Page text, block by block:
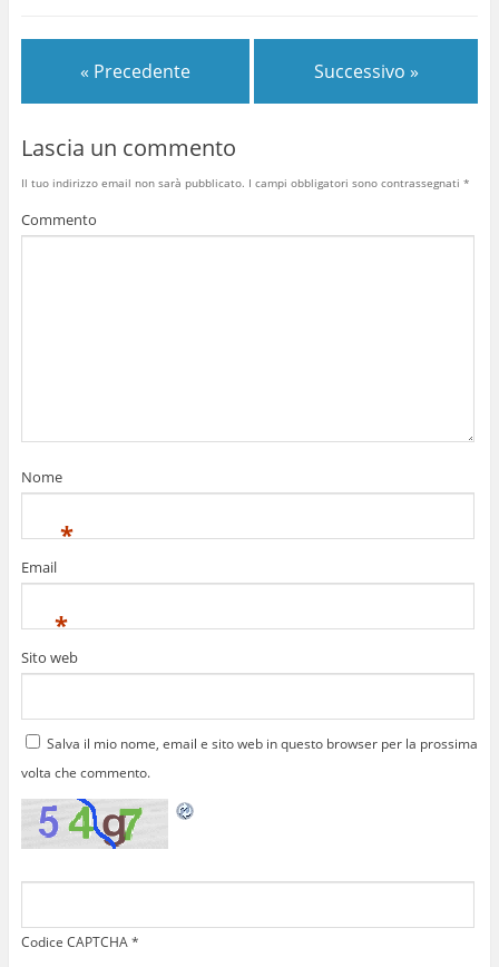
« Precedente Successivo »
Lascia un commento
Il tuo indirizzo email non sarà pubblicato. I campi obbligatori sono contrassegnati *
Commento
Nome
*
Email
*
Sito web
Salva il mio nome, email e sito web in questo browser per la prossima
volta che commento.
Codice CAPTCHA*